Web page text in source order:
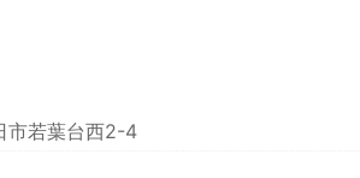
市若葉台西2-4